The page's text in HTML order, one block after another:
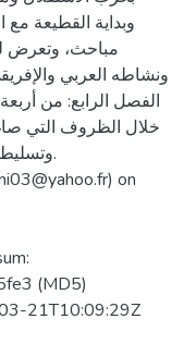
مباحث، وتعرض
ونشاطه العربي
الفصل الرابع: من
خلال الظروف التي
وتسليط الضوء على مرحلتيه الإصلاحية والثورية.
on
(MD5)
21T10:09:29Z